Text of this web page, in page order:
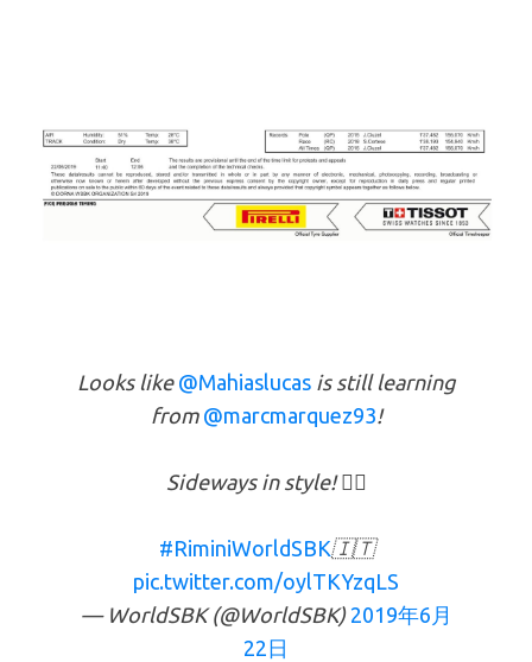
Looks like @Mahiaslucas is still learning
from @marcmarquez93 !
Sideways in style! ✊🏻
#RiminiWorldSBK🇮🇹
pic.twitter.com/oylTKYzqLS
— WorldSBK (@WorldSBK) 2019年6月
22日